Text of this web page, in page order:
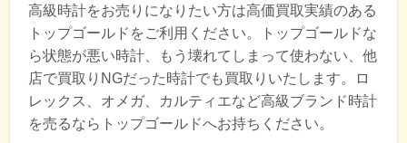
高級時計をお売りになりたい方は高価買取実績のある
トップゴールドをご利用ください。トップゴールドな
ら状態が悪い時計、もう壊れてしまって使わない、他
店で買取りNGだった時計でも買取りいたします。ロ
レックス、オメガ、カルティエなど高級ブランド時計
を売るならトップゴールドへお持ちください。